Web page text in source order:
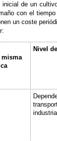
de un
con el
un coste
misma
Nivel